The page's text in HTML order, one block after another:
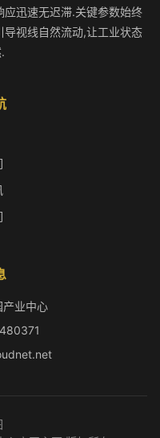
迅速无迟滞.关键参数始终
视线自然流动,让工业状态
产业中心